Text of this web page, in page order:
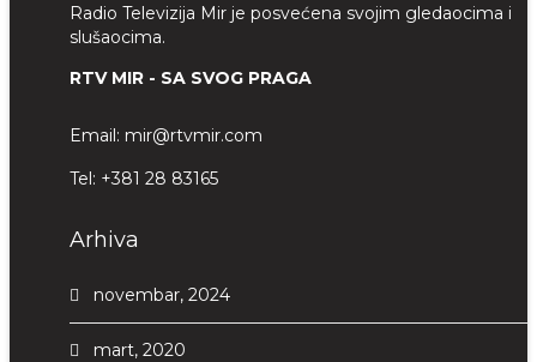
Radio Televizija Mir je posvećena svojim gledaocima i
slušaocima.
RTV MIR - SA SVOG PRAGA
Email: mir@rtvmir.com
Tel: +381 28 83165
Arhiva
novembar, 2024
mart, 2020